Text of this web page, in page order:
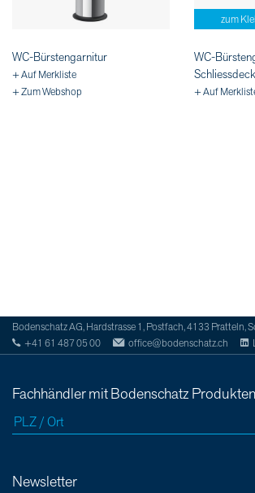
WC-Bürstengarnitur
+ Auf Merkliste
+ Zum Webshop
zum
WC-
+ Auf
Bodenschatz AG, Hardstrasse 1, Postfach, 4133 Pratteln,
+41 61 487 05 00
office@bodenschatz.ch
Fachhändler mit Bodenschatz
Newsletter